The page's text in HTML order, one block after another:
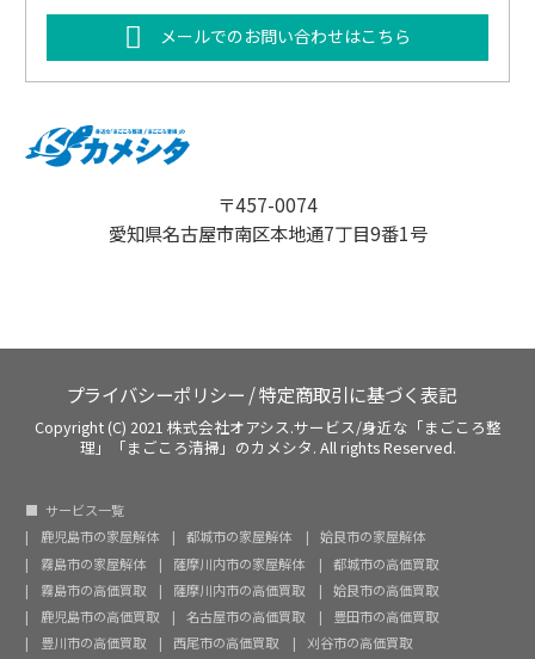
メールでのお問い合わせはこちら
〒457-0074
愛知県名古屋市南区本地通7丁目9番1号
プライバシーポリシー /特定商取引に基づく表記
Copyright (C) 2021 株式会社オアシス.サービス/身近な「まごころ整
理」「まごころ清掃」のカメシタ. All rights Reserved.
サービス一覧
鹿児島市の家屋解体
都城市の家屋解体
姶良市の家屋解体
霧島市の家屋解体
薩摩川内市の家屋解体
都城市の高価買取
霧島市の高価買取
薩摩川内市の高価買取
姶良市の高価買取
鹿児島市の高価買取
名古屋市の高価買取
豊田市の高価買取
豊川市の高価買取
西尾市の高価買取
刈谷市の高価買取